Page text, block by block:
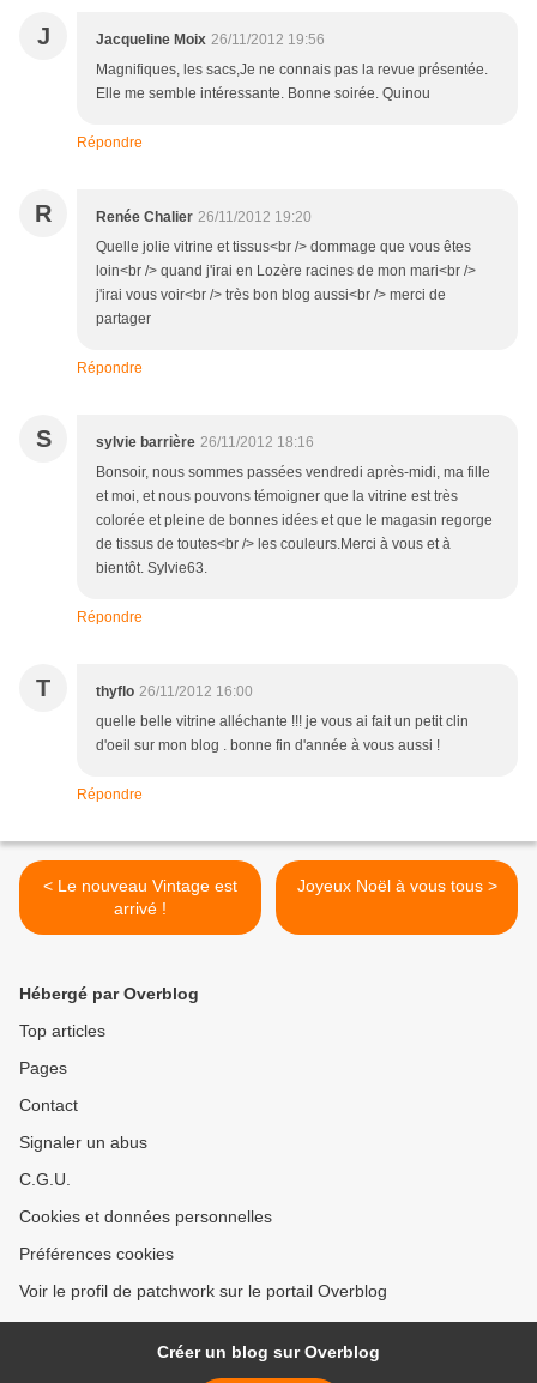
J Jacqueline Moix 26/11/2012 19:56
Magnifiques, les sacs,Je ne connais pas la revue présentée.
Elle me semble intéressante. Bonne soirée. Quinou
Répondre
R Renée Chalier 26/11/2012 19:20
Quelle jolie vitrine et tissus<br /> dommage que vous êtes
loin<br /> quand j'irai en Lozère racines de mon mari<br />
j'irai vous voir<br /> très bon blog aussi<br /> merci de
partager
Répondre
S sylvie barrière 26/11/2012 18:16
Bonsoir, nous sommes passées vendredi après-midi, ma fille
et moi, et nous pouvons témoigner que la vitrine est très
colorée et pleine de bonnes idées et que le magasin regorge
de tissus de toutes<br /> les couleurs.Merci à vous et à
bientôt. Sylvie63.
Répondre
T thyflo 26/11/2012 16:00
quelle belle vitrine alléchante !!! je vous ai fait un petit clin
d'oeil sur mon blog . bonne fin d'année à vous aussi !
Répondre
< Le nouveau Vintage est
arrivé !
Joyeux Noël à vous tous >
Hébergé par Overblog
Top articles
Pages
Contact
Signaler un abus
C.G.U.
Cookies et données personnelles
Préférences cookies
Voir le profil de patchwork sur le portail Overblog
Créer un blog sur Overblog